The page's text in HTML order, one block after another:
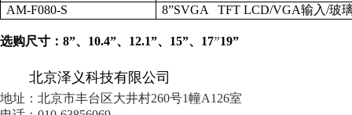
AM-F080-S
8”SVGA TFT LCD/VGA输入/玻
选购尺寸：8”、10.4”、12.1”、15”、17”19”
北京泽义科技有限公司
地址：北京市丰台区大井村260号1幢A126室